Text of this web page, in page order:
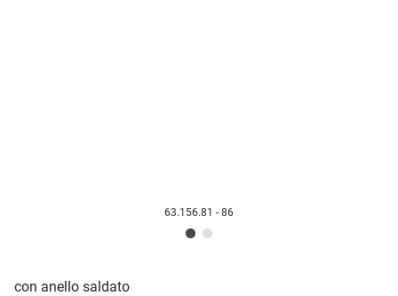
63.156.81 - 86
con anello saldato